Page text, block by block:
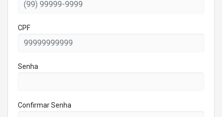
CPF
Senha
Confirmar Senha